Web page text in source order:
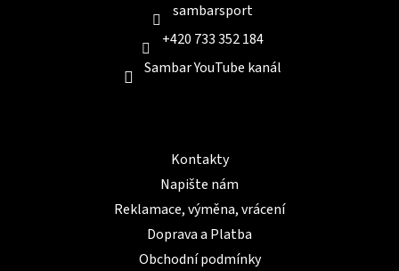
sambarsport
+420 733 352 184
Sambar YouTube kanál
Kontakty
Napište nám
Reklamace, výměna, vrácení
Doprava a Platba
Obchodní podmínky